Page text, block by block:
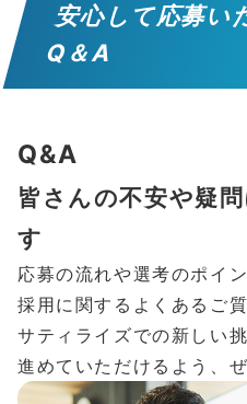
安心して応募い
Q＆A
Q&A
皆さんの不安や疑
す
応募の流れや選考のポイ
採用に関するよくあるご
サティライズでの新しい
進めていただけるよう、